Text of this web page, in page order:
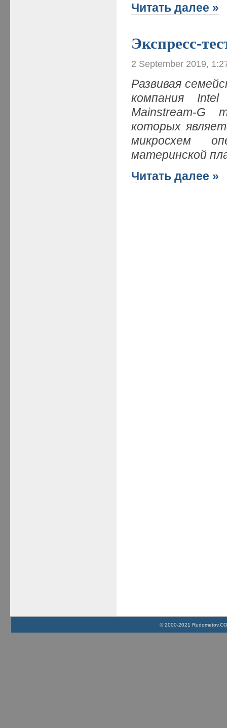
Читать далее »
Экспресс-
2 September 2019,
Развивая
компания
Mainstream-G
которых
микросхем
материнской
Читать далее »
© 2000-2021